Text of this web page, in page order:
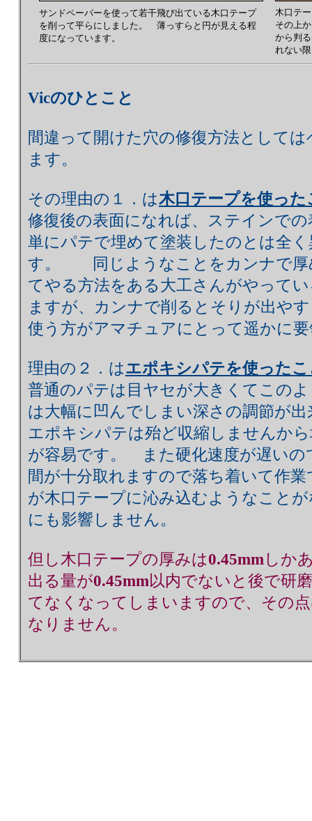
サンドペーパーを使って若干飛び出ている木口テープ
を削って平らにしました。 薄っすらと円が見える程
度になっています。
木口テ
その上
から判
れない
Vicのひとこと
間違って開けた穴の修復方法として
ます。
その理由の１．は木口テープを使った
修復後の表面になれば、ステインで
単にパテで埋めて塗装したのとは全
す。 同じようなことをカンナで厚
てやる方法をある大工さんがやって
ますが、カンナで削るとそりが出や
使う方がアマチュアにとって遥かに
理由の２．はエポキシパテを使ったこ
普通のパテは目ヤセが大きくてこの
は大幅に凹んでしまい深さの調節
エポキシパテは殆ど収縮しませんか
が容易です。 また硬化速度が遅いの
間が十分取れますので落ち着いて作
が木口テープに沁み込むようなこと
にも影響しません。
但し木口テープの厚みは0.45mm しか
出る量が0.45mm以内でないと後で研
てなくなってしまいますので、その
なりません。